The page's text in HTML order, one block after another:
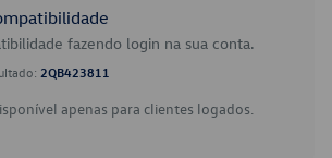
fazendo login na sua conta.
2QB423811
apenas para clientes logados.